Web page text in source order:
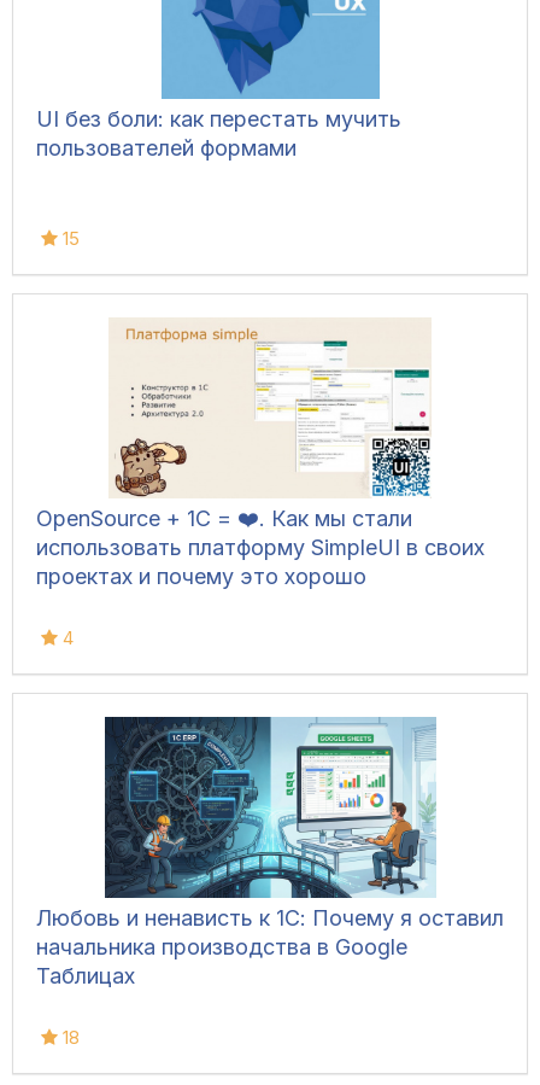
UI без боли: как перестать мучить
пользователей формами
15
OpenSource + 1С = ❤️. Как мы стали
использовать платформу SimpleUI в своих
проектах и почему это хорошо
4
Любовь и ненависть к 1С: Почему я оставил
начальника производства в Google
Таблицах
18